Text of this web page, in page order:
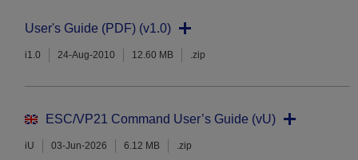
User's Guide (PDF) (v1.0)
i1.0 24-Aug-2010 12.60 MB .zip
ESC/VP21 Command User’s Guide (vU)
iU 03-Jun-2026 6.12 MB .zip